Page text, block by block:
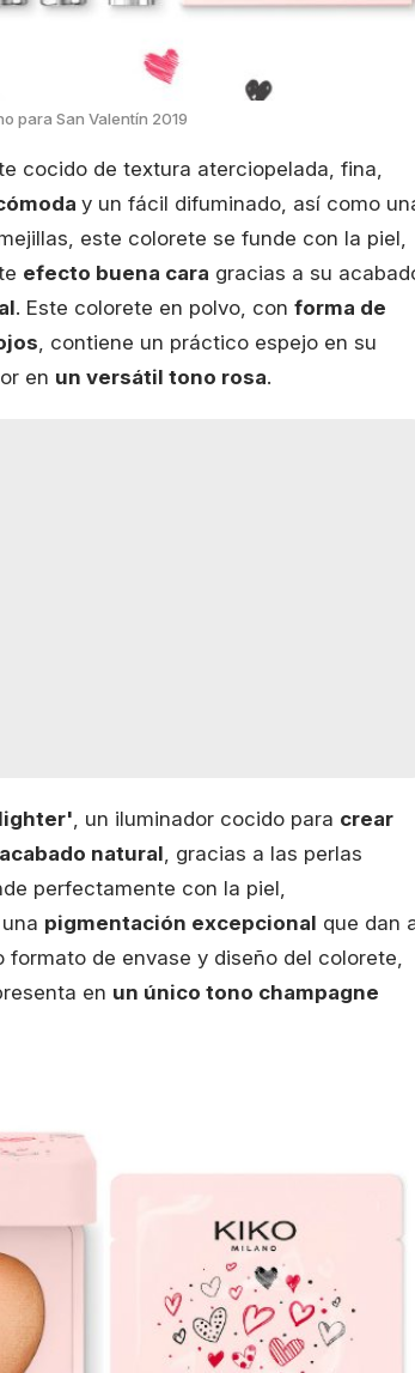
para San Valentín 2019
cocido de textura aterciopelada, fina,
y un fácil difuminado, así como
este colorete se funde con la piel,
efecto buena cara gracias a su
. Este colorete en polvo, con forma de
, contiene un práctico espejo en su
en un versátil tono rosa.
, un iluminador cocido para crear
acabado natural, gracias a las perlas
perfectamente con la piel,
pigmentación excepcional que dan
formato de envase y diseño del colorete,
en un único tono champagne